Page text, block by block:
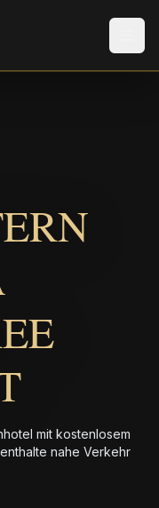
mit kostenlosem
nahe Verkehr